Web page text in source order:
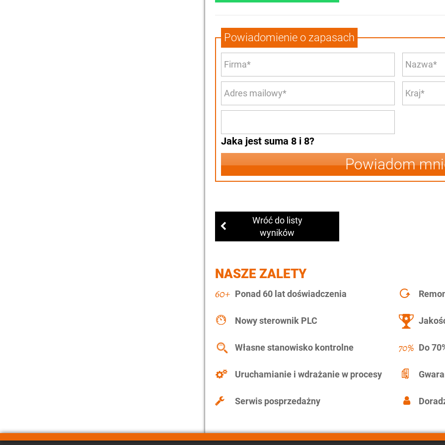
Powiadomienie o zapasach
Jaka jest suma 8 i 8?
Powiadom
Wróć do listy
wyników
NASZE ZALETY
Ponad 60 lat doświadczenia
Nowy sterownik PLC
Własne stanowisko kontrolne Do
Uruchamianie i wdrażanie w procesy
Serwis posprzedażny